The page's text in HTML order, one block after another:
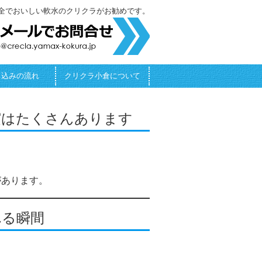
でおいしい軟水のクリクラがお勧めです。
みの流れ クリクラ小倉について
たくさんあります
ります。
瞬間